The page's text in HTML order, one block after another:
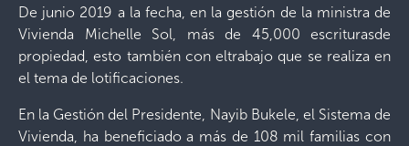
De junio 2019 a la fecha, en la gestión de la ministra de
Vivienda Michelle Sol, más de 45,000 escriturasde
propiedad, esto también con eltrabajo que se realiza en
el tema de lotificaciones.
En la Gestión del Presidente, Nayib Bukele, el Sistema de
Vivienda, ha beneficiado a más de 108 mil familias con